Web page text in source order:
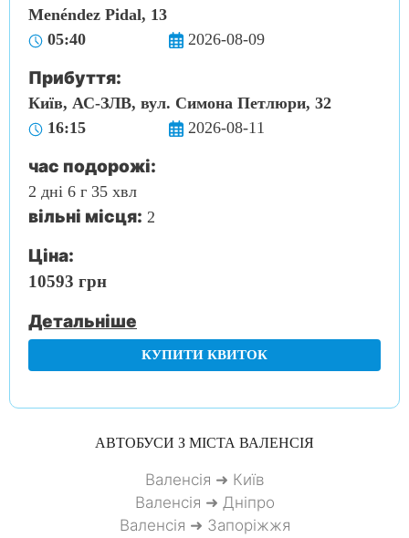
Menéndez Pidal, 13
05:40
2026-08-09
Прибуття:
Київ, АС-ЗЛВ, вул. Симона Петлюри, 32
16:15
2026-08-11
час подорожі:
2 дні 6 г 35 хвл
вільні місця: 2
Ціна:
10593 грн
Детальніше
КУПИТИ КВИТОК
АВТОБУСИ З МІСТА ВАЛЕНСІЯ
Валенсія ➜ Київ
Валенсія ➜ Дніпро
Валенсія ➜ Запоріжжя